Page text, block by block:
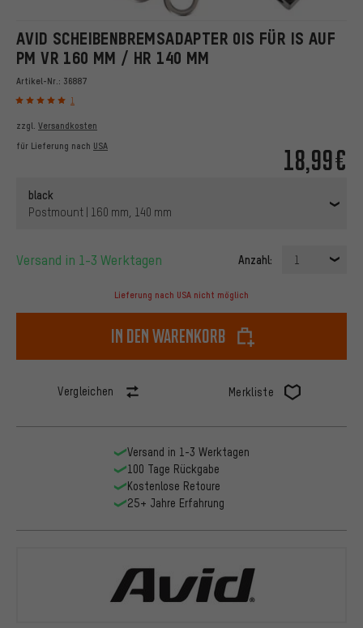
AVID SCHEIBENBREMSADAPTER 0IS FÜR IS AUF
PM VR 160 MM / HR 140 MM
Artikel-Nr.: 36887
1
18,99€
zzgl. Versandkosten
für Lieferung nach USA
black
Postmount | 160 mm, 140 mm
Versand in 1-3 Werktagen Anzahl: 1
Lieferung nach USA nicht möglich
In den Warenkorb
Vergleichen Merkliste
Versand in 1-3 Werktagen
100 Tage Rückgabe
Kostenlose Retoure
25+ Jahre Erfahrung
Avid